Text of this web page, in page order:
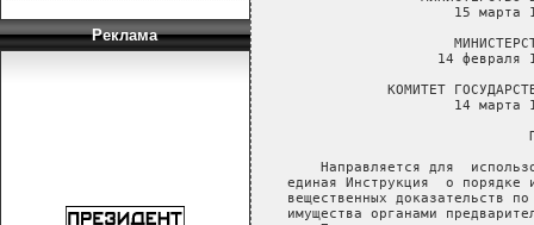
Реклама